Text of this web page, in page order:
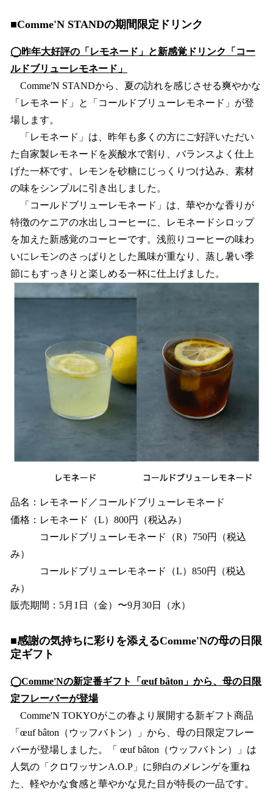
■Comme'N STANDの期間限定ドリンク
◯昨年大好評の「レモネード」と新感覚ドリンク「コー
ルドブリューレモネード」
Comme'N STANDから、夏の訪れを感じさせる爽やかな
「レモネード」と「コールドブリューレモネード」が登
場します。
「レモネード」は、昨年も多くの方にご好評いただい
た自家製レモネードを炭酸水で割り、バランスよく仕上
げた一杯です。レモンを砂糖にじっくりつけ込み、素材
の味をシンプルに引き出しました。
「コールドブリューレモネード」は、華やかな香りが
特徴のケニアの水出しコーヒーに、レモネードシロップ
を加えた新感覚のコーヒーです。浅煎りコーヒーの味わ
いにレモンのさっぱりとした風味が重なり、蒸し暑い季
節にもすっきりと楽しめる一杯に仕上げました。
品名：レモネード／コールドブリューレモネード
価格：レモネード（L）800円（税込み）
コールドブリューレモネード（R）750円（税込
み）
コールドブリューレモネード（L）850円（税込
み）
販売期間：5月1日（金）〜9月30日（水）
■感謝の気持ちに彩りを添えるComme'Nの母の日限
定ギフト
◯Comme'Nの新定番ギフト「œuf bâton」から、母の日限
定フレーバーが登場
Comme'N TOKYOがこの春より展開する新ギフト商品
「œuf bâton（ウッフバトン）」から、母の日限定フレー
バーが登場しました。「 œuf bâton（ウッフバトン）」は
人気の「クロワッサンA.O.P」に卵白のメレンゲを重ね
た、軽やかな食感と華やかな見た目が特長の一品です。